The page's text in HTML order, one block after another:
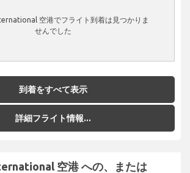
空港でフライト到着は見つかりま
せんでした
到着をすべて表示
詳細フライト情報...
空港 への、または